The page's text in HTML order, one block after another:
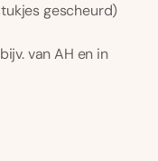
gescheurd)
van AH en in